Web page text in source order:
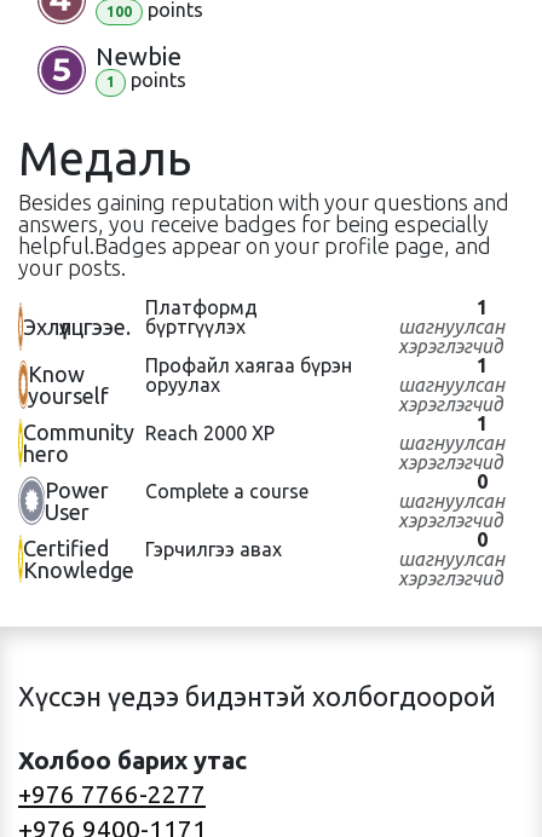
100 points
Newbie
1 points
Медаль
Besides gaining reputation with your questions and
answers, you receive badges for being especially
helpful. Badges appear on your profile page, and
your posts.
Эхлүүлцгээе.
Платформд
бүртгүүлэх
1
шагнуулсан
хэрэглэгчид
Know
yourself
Профайл хаягаа бүрэн
оруулах
1
шагнуулсан
хэрэглэгчид
Community
hero
Reach 2000 XP
1
шагнуулсан
хэрэглэгчид
Power
User
Complete a course
0
шагнуулсан
хэрэглэгчид
Certified
Knowledge
Гэрчилгээ авах
0
шагнуулсан
хэрэглэгчид
Хүссэн үедээ бидэнтэй холбогдоорой
Холбоо барих утас
+976 7766-2277
+976 9400-1171